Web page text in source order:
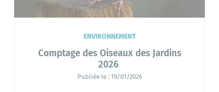
ENVIRONNEMENT
Comptage des Oiseaux des Jardins
2026
Publiée le : 19/01/2026